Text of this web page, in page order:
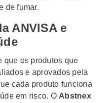
de fumar.
ANVISA e
que os produtos que
e aprovados pela
cada produto funciona
em risco. O Abstnex